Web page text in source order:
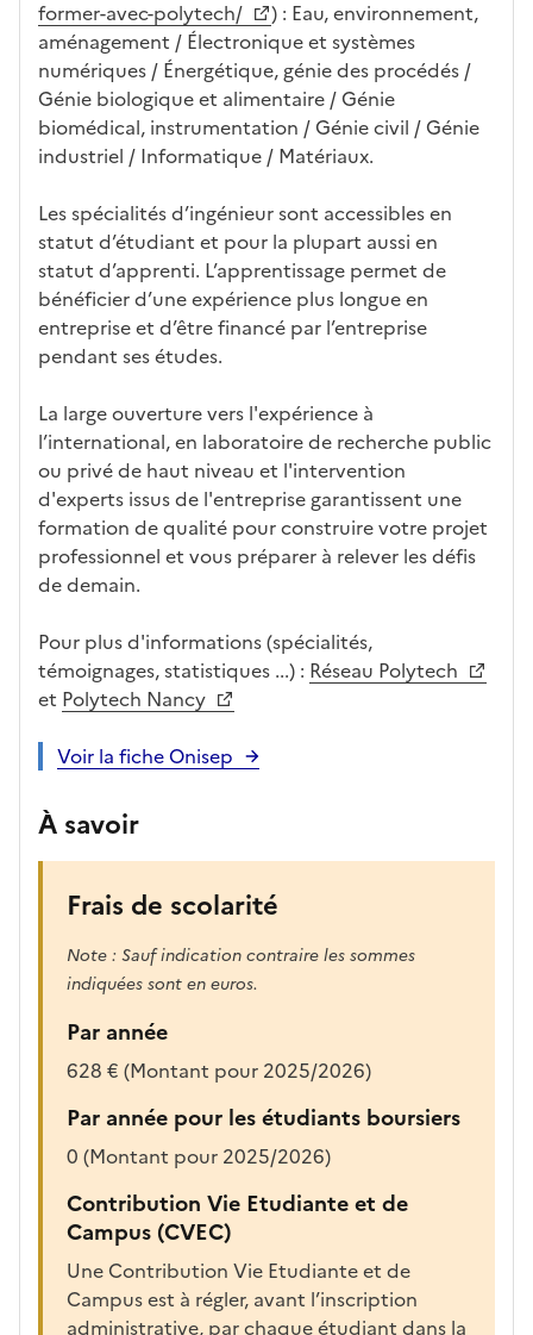
o
n
e
d
é
r
u
a
n
t
i
-
a
p
r
è
l
a
e
r
g
p
r
a
former-avec-polytech/
) : Eau, environnement,
aménagement / Électronique et systèmes
numériques / Énergétique, génie des procédés /
Génie biologique et alimentaire / Génie
biomédical, instrumentation / Génie civil / Génie
industriel / Informatique / Matériaux.
Les spécialités d’ingénieur sont accessibles en
statut d’étudiant et pour la plupart aussi en
statut d’apprenti. L’apprentissage permet de
bénéficier d’une expérience plus longue en
entreprise et d’être financé par l’entreprise
pendant ses études.
La large ouverture vers l'expérience à
l’international, en laboratoire de recherche public
ou privé de haut niveau et l'intervention
d'experts issus de l'entreprise garantissent une
formation de qualité pour construire votre projet
professionnel et vous préparer à relever les défis
de demain.
Pour plus d'informations (spécialités,
témoignages, statistiques ...) : Réseau Polytech
et Polytech Nancy
Voir la fiche Onisep
À savoir
Frais de scolarité
Note : Sauf indication contraire les sommes
indiquées sont en euros.
Par année
628 € (Montant pour 2025/2026)
Par année pour les étudiants boursiers
0 (Montant pour 2025/2026)
Contribution Vie Etudiante et de
Campus (CVEC)
Une Contribution Vie Etudiante et de
Campus est à régler, avant l’inscription
administrative, par chaque étudiant dans la